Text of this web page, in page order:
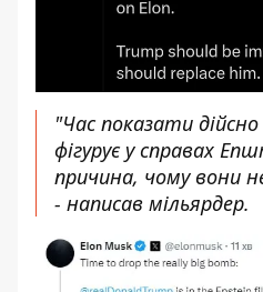
"Час показати
фігурує у справах
причина, чому вони
- написав мільярдер.